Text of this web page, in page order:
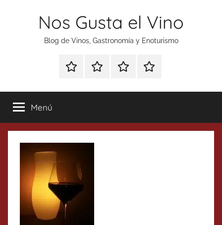
Nos Gusta el Vino
Blog de Vinos, Gastronomía y Enoturismo
Especial
Tonics
Enoturismo
Gastronomía
RankingContacto
Menú